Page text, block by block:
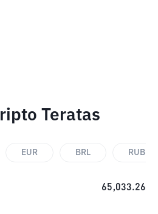
Teratas
EUR BRL RUB
65,033.26